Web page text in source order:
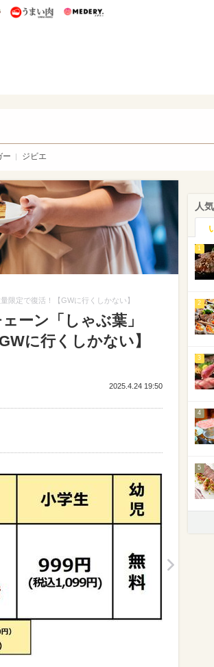
うまいパン うまい肉
ー ジビエ
限定で復活！【GWに行くしかない】
ーン「しゃぶ葉」
に行くしかない】
2025.4.24 19:50
人
1
2
3
4
5